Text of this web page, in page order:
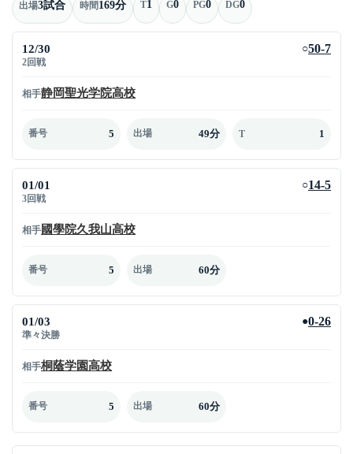
出場3試合 時間169分 T1 G0 PG0 DG0
12/30
2回戦
○50-7
相手静岡聖光学院高校
番号 5 出場 49分 T 1
01/01
3回戦
○14-5
相手國學院久我山高校
番号 5 出場 60分
01/03
準々決勝
●0-26
相手桐蔭学園高校
番号 5 出場 60分